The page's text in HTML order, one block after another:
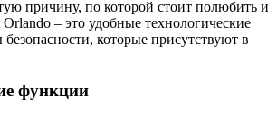
причину, по которой стоит полюбить и
– это удобные технологические
которые присутствуют в
функции